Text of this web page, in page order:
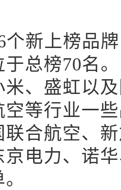
新上榜品牌
于总榜70名
米、盛虹以
空等行业一
联合航空、
京电力、诺